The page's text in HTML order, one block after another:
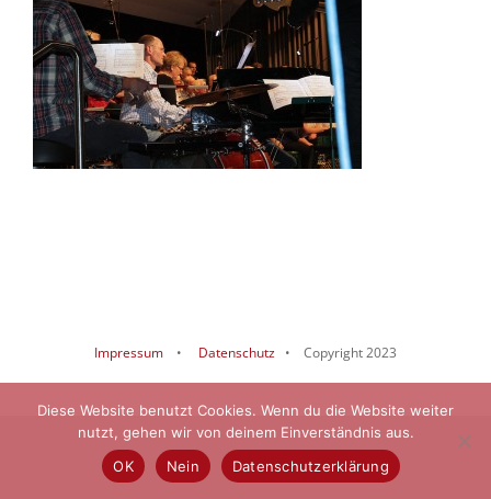
Impressum • Datenschutz • Copyright 2023
Diese Website benutzt Cookies. Wenn du die Website weiter
nutzt, gehen wir von deinem Einverständnis aus.
OK
Nein Datenschutzerklärung